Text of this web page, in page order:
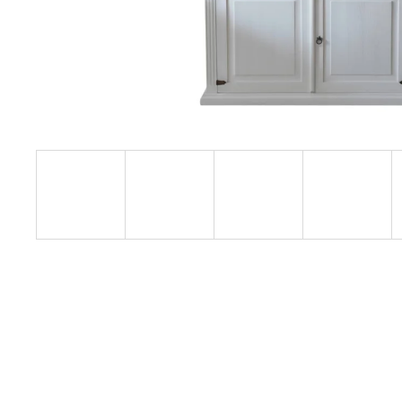
RUSTIKÁLNÍ ŽIDLE SWEET HOME SIL25
2 890 Kč